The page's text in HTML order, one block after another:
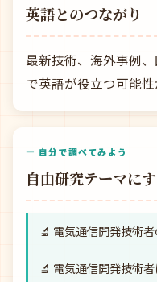
英語とのつながり
最新技術、海外事例
で英語が役立つ可能性
— 自分で調べてみよう
自由研究テーマに
🔬 電気通信開発技術
🔬 電気通信開発技術